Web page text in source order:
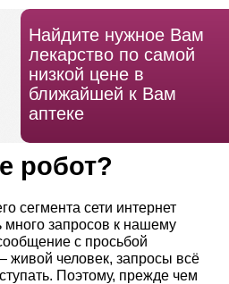
Найдите нужное Вам
лекарство по самой
низкой цене в
ближайшей к Вам
аптеке
робот?
сегмента сети интернет
много запросов к нашему
с просьбой
живой человек, запросы всё
Поэтому, прежде чем